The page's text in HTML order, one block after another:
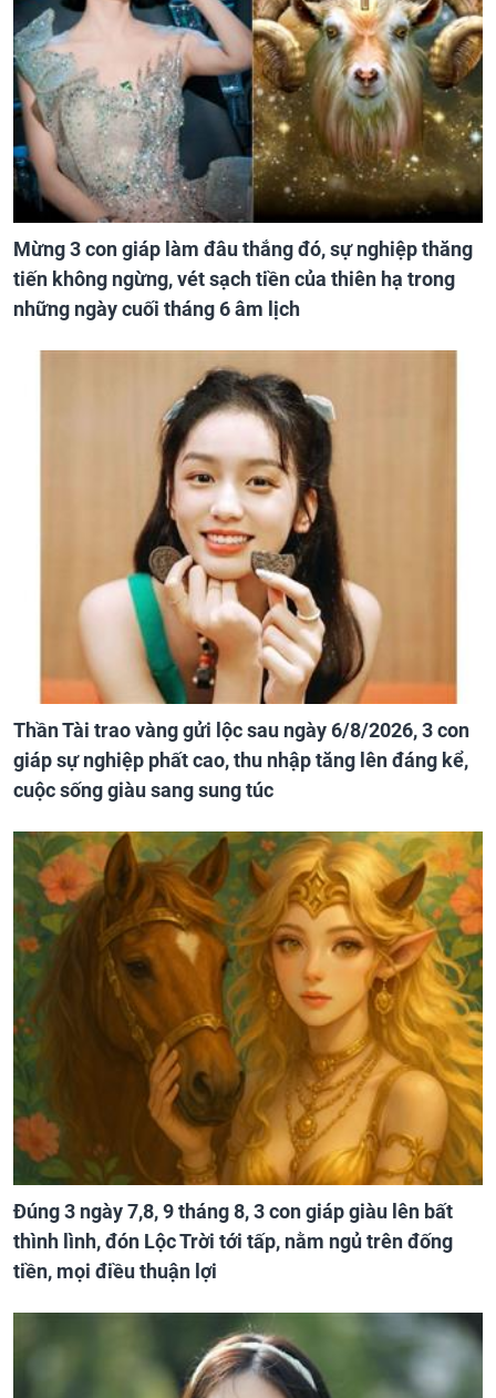
Mừng 3 con giáp làm đâu thắng đó, sự nghiệp thăng
tiến không ngừng, vét sạch tiền của thiên hạ trong
những ngày cuối tháng 6 âm lịch
Thần Tài trao vàng gửi lộc sau ngày 6/8/2026, 3 con
giáp sự nghiệp phất cao, thu nhập tăng lên đáng kể,
cuộc sống giàu sang sung túc
Đúng 3 ngày 7,8, 9 tháng 8, 3 con giáp giàu lên bất
thình lình, đón Lộc Trời tới tấp, nằm ngủ trên đống
tiền, mọi điều thuận lợi